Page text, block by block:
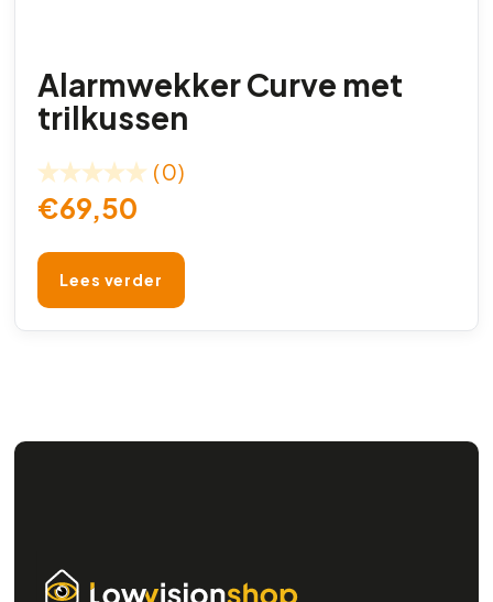
Alarmwekker Curve met
trilkussen
(0)
€69,50
Lees verder